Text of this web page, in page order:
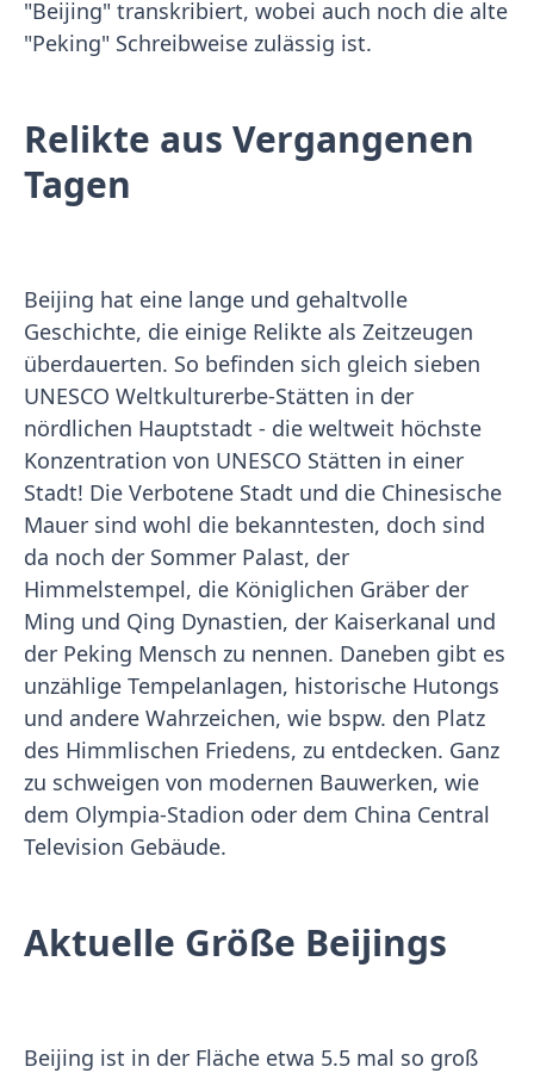
"Beijing" transkribiert, wobei auch noch die alte
"Peking" Schreibweise zulässig ist.
Relikte aus Vergangenen
Tagen
Beijing hat eine lange und gehaltvolle
Geschichte, die einige Relikte als Zeitzeugen
überdauerten. So befinden sich gleich sieben
UNESCO Weltkulturerbe-Stätten in der
nördlichen Hauptstadt - die weltweit höchste
Konzentration von UNESCO Stätten in einer
Stadt! Die Verbotene Stadt und die Chinesische
Mauer sind wohl die bekanntesten, doch sind
da noch der Sommer Palast, der
Himmelstempel, die Königlichen Gräber der
Ming und Qing Dynastien, der Kaiserkanal und
der Peking Mensch zu nennen. Daneben gibt es
unzählige Tempelanlagen, historische Hutongs
und andere Wahrzeichen, wie bspw. den Platz
des Himmlischen Friedens, zu entdecken. Ganz
zu schweigen von modernen Bauwerken, wie
dem Olympia-Stadion oder dem China Central
Television Gebäude.
Aktuelle Größe Beijings
Beijing ist in der Fläche etwa 5.5 mal so groß